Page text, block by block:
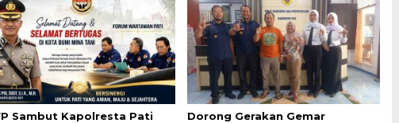
Sambut Kapolresta Pati
Dorong Gerakan Gemar